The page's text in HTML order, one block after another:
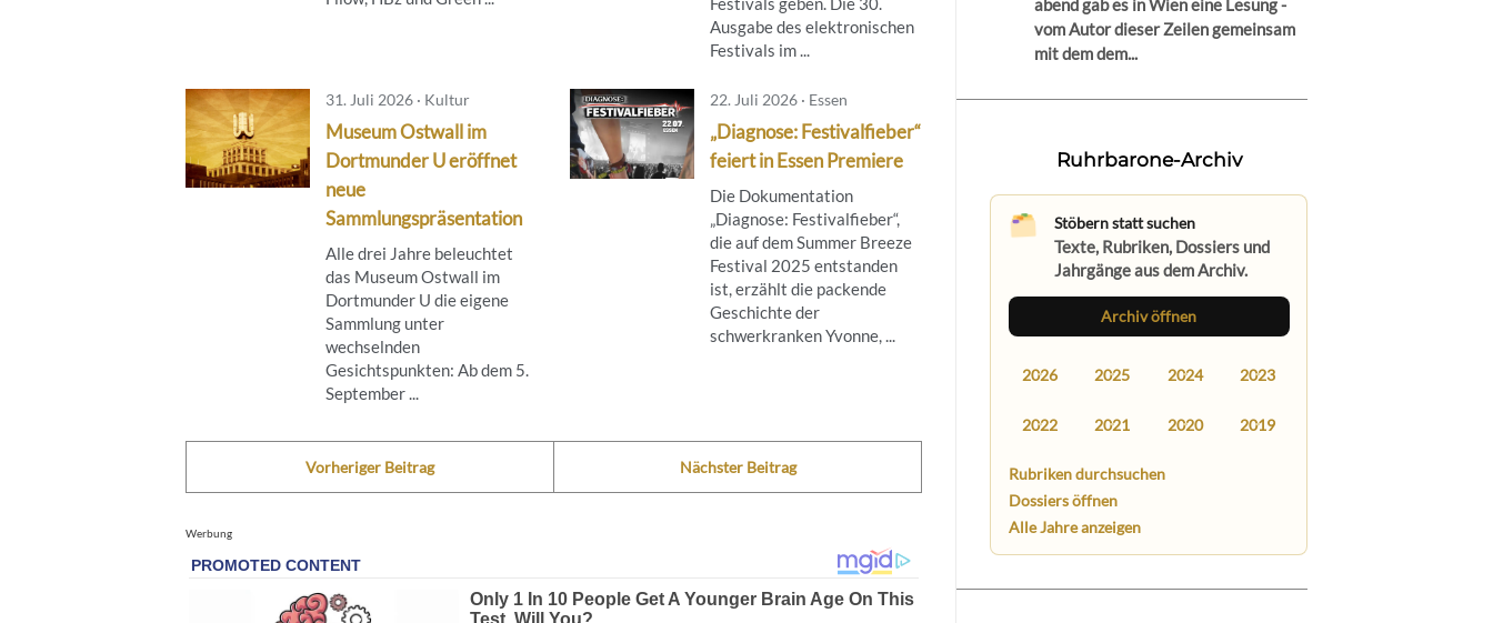
Ausgabe des elektronischen
Festivals im ...
31. Juli 2026 · Kultur
Museum Ostwall im
Dortmunder U eröffnet
neue
Sammlungspräsentation
Alle drei Jahre beleuchtet
das Museum Ostwall im
Dortmunder U die eigene
Sammlung unter
wechselnden
Gesichtspunkten: Ab dem 5.
September ...
22. Juli 2026 · Essen
„Diagnose: Festivalfieber“
feiert in Essen Premiere
Die Dokumentation
„Diagnose: Festivalfieber“,
die auf dem Summer Breeze
Festival 2025 entstanden
ist, erzählt die packende
Geschichte der
schwerkranken Yvonne, ...
Vorheriger Beitrag Nächster Beitrag
Werbung
abend gab es in Wien eine Lesung -
vom Autor dieser Zeilen gemeinsam
mit dem dem...
Ruhrbarone-Archiv
Stöbern statt suchen
Texte, Rubriken, Dossiers und
Jahrgänge aus dem Archiv.
Archiv öffnen
2026 2025 2024 2023
2022 2021 2020 2019
Rubriken durchsuchen
Dossiers öffnen
Alle Jahre anzeigen